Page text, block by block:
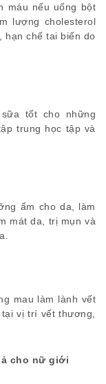
máu nếu uống bột
lượng cholesterol
hạn chế tai biến do
tốt cho những
trung học tập và
ẩm cho da, làm
mát da, trị mụn và
mau làm lành vết
vị trí vết thương,
cho nữ giới